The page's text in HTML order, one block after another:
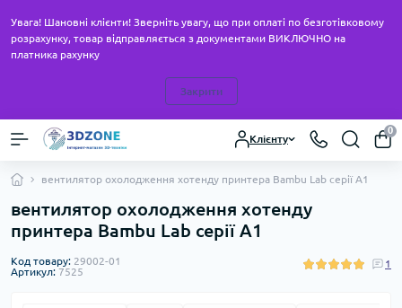
Увага! Шановні клієнти! Зверніть увагу, що при оплаті по безготівковому
розрахунку, товар відправляється з документами ВИКЛЮЧНО на
платника рахунку
Закрити
Клієнту
0
вентилятор охолодження хотенду принтера Bambu Lab серії A1
вентилятор охолодження хотенду
принтера Bambu Lab серії A1
Код товару: 29002-01
Артикул: 7525
1